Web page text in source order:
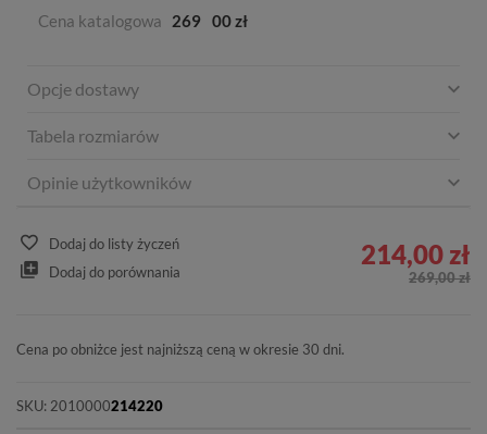
Cena katalogowa 269 00 zł
Opcje dostawy
Tabela rozmiarów
Opinie użytkowników
Dodaj do listy życzeń
Dodaj do porównania
214,00 zł
269,00 zł
Cena po obniżce jest najniższą ceną w okresie 30 dni.
SKU: 2010000214220